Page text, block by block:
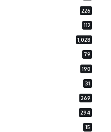
226
112
1,028
79
190
31
269
294
15